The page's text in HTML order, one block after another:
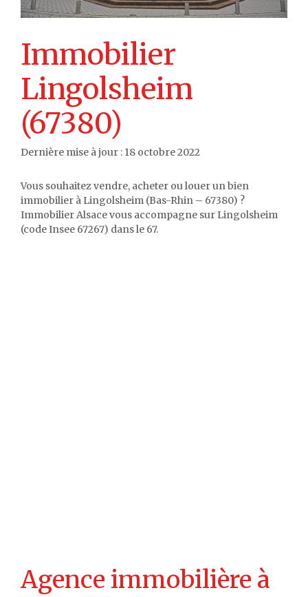
Immobilier
Lingolsheim
(67380)
18 octobre 2022
Vous souhaitez vendre, acheter ou louer un bien
immobilier à Lingolsheim (Bas-Rhin – 67380) ?
Immobilier Alsace vous accompagne sur Lingolsheim
(code Insee 67267) dans le 67.
Agence immobilière à